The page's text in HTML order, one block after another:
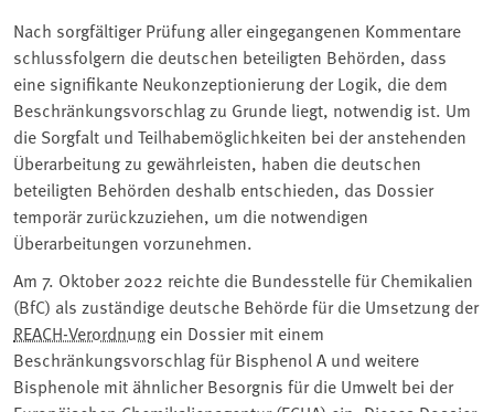
Nach sorgfältiger Prüfung aller eingegangenen Kommentare
schlussfolgern die deutschen beteiligten Behörden, dass
eine signifikante Neukonzeptionierung der Logik, die dem
Beschränkungsvorschlag zu Grunde liegt, notwendig ist. Um
die Sorgfalt und Teilhabemöglichkeiten bei der anstehenden
Überarbeitung zu gewährleisten, haben die deutschen
beteiligten Behörden deshalb entschieden, das Dossier
temporär zurückzuziehen, um die notwendigen
Überarbeitungen vorzunehmen.
Am 7. Oktober 2022 reichte die Bundesstelle für Chemikalien
(BfC) als zuständige deutsche Behörde für die Umsetzung der
REACH-Verordnung ein Dossier mit einem
Beschränkungsvorschlag für Bisphenol A und weitere
Bisphenole mit ähnlicher Besorgnis für die Umwelt bei der